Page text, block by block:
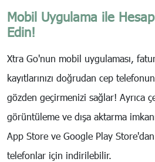
Mobil Uygulama ile
Edin!
Xtra Go'nun mobil uygulaması,
kayıtlarınızı doğrudan cep
gözden geçirmenizi sağlar! Ayrıca
görüntüleme ve dışa aktarma
App Store ve Google Play
telefonlar için indirilebilir.